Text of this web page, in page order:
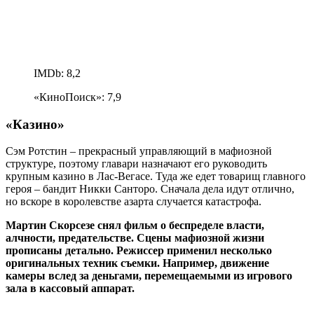
IMDb: 8,2
«КиноПоиск»: 7,9
«Казино»
Сэм Ротстин – прекрасный управляющий в мафиозной
структуре, поэтому главари назначают его руководить
крупным казино в Лас-Вегасе. Туда же едет товарищ главного
героя – бандит Никки Санторо. Сначала дела идут отлично,
но вскоре в королевстве азарта случается катастрофа.
Мартин Скорсезе снял фильм о беспределе власти,
алчности, предательстве. Сцены мафиозной жизни
прописаны детально. Режиссер применил несколько
оригинальных техник съемки. Например, движение
камеры вслед за деньгами, перемещаемыми из игрового
зала в кассовый аппарат.